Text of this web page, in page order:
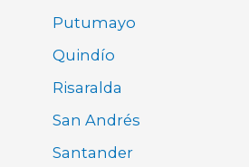
Putumayo
Quindío
Risaralda
San Andrés
Santander